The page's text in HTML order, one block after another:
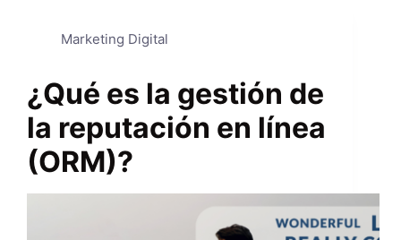
Marketing Digital
¿Qué es la gestión de
la reputación en línea
(ORM)?